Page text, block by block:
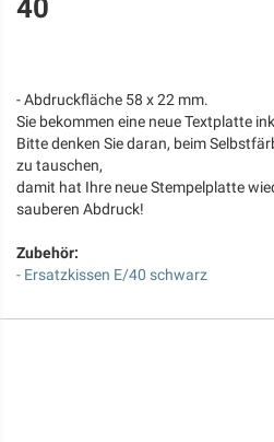
40
- Abdruckfläche 58 x 22 mm.
Sie bekommen eine neue Textplatte
Bitte denken Sie daran, beim
zu tauschen,
damit hat Ihre neue Stempelplatte
sauberen Abdruck!
Zubehör:
- Ersatzkissen E/40 schwarz